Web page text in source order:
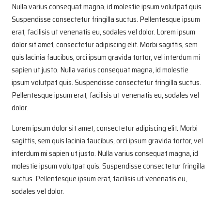
Nulla varius consequat magna, id molestie ipsum volutpat quis.
Suspendisse consectetur fringilla suctus. Pellentesque ipsum
erat, facilisis ut venenatis eu, sodales vel dolor. Lorem ipsum
dolor sit amet, consectetur adipiscing elit. Morbi sagittis, sem
quis lacinia faucibus, orci ipsum gravida tortor, vel interdum mi
sapien ut justo. Nulla varius consequat magna, id molestie
ipsum volutpat quis. Suspendisse consectetur fringilla suctus.
Pellentesque ipsum erat, facilisis ut venenatis eu, sodales vel
dolor.
Lorem ipsum dolor sit amet, consectetur adipiscing elit. Morbi
sagittis, sem quis lacinia faucibus, orci ipsum gravida tortor, vel
interdum mi sapien ut justo. Nulla varius consequat magna, id
molestie ipsum volutpat quis. Suspendisse consectetur fringilla
suctus. Pellentesque ipsum erat, facilisis ut venenatis eu,
sodales vel dolor.